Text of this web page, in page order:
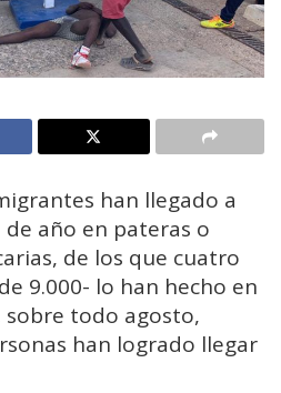
han llegado a
de año en pateras o
de los que cuatro
9.000- lo han hecho en
sobre todo agosto,
han logrado llegar